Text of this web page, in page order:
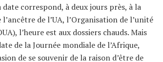
date correspond, à deux jours près, à la
de l’UA, l’Organisation de l’unité
l’heure est aux dossiers chauds. Mais
de la Journée mondiale de l’Afrique,
de se souvenir de la raison d’être de